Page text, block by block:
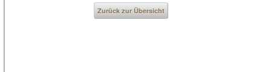
Zurück zur Übersicht